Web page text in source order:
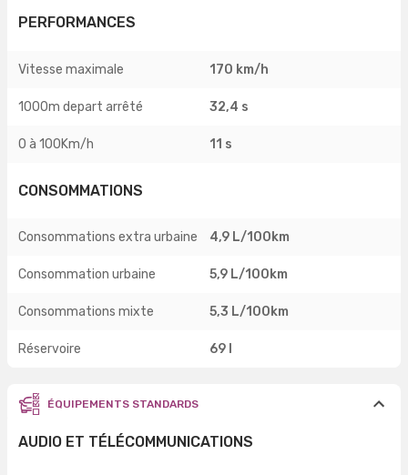
PERFORMANCES
Vitesse maximale 170 km/h
1000m depart arrêté 32,4 s
0 à 100Km/h 11 s
CONSOMMATIONS
Consommations extra urbaine 4,9 L/100km
Consommation urbaine 5,9 L/100km
Consommations mixte 5,3 L/100km
Réservoire 69 l
ÉQUIPEMENTS STANDARDS
AUDIO ET TÉLÉCOMMUNICATIONS